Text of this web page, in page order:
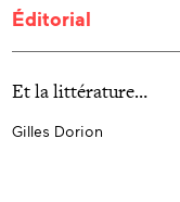
Éditorial
Et la littérature…
Gilles Dorion